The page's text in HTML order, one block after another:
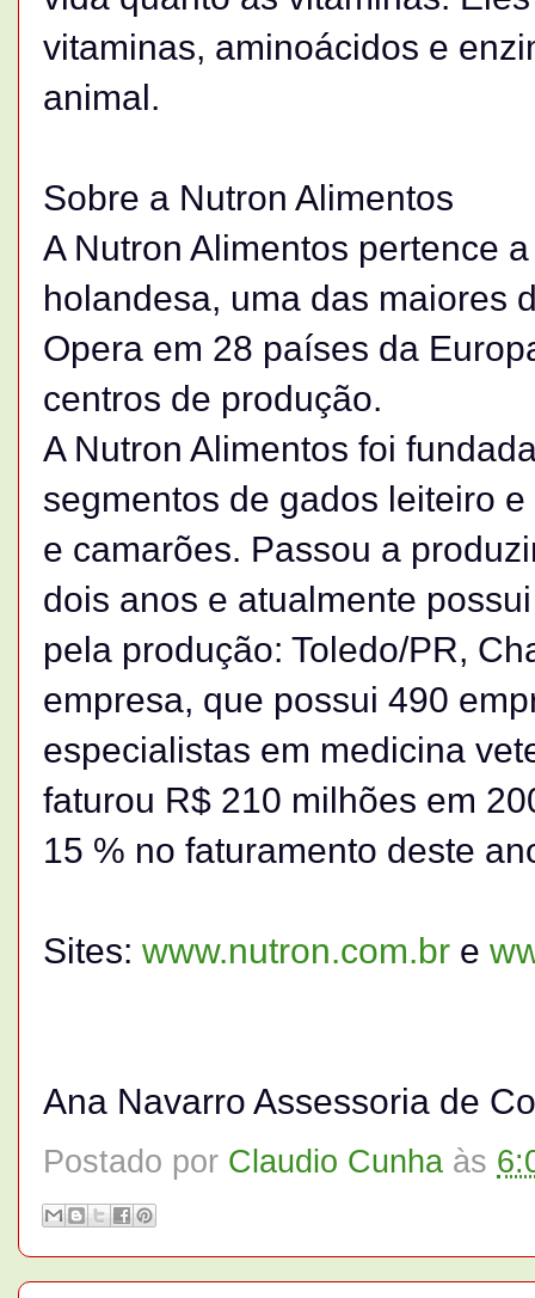
vitaminas, aminoácidos e
animal.
Sobre a Nutron Alimentos
A Nutron Alimentos pertence
holandesa, uma das maiores
Opera em 28 países da
centros de produção.
A Nutron Alimentos foi
segmentos de gados leiteiro
e camarões. Passou a
dois anos e atualmente
pela produção: Toledo/PR,
empresa, que possui 490
especialistas em medicina
faturou R$ 210 milhões em
15 % no faturamento deste
Sites: www.nutron.com.br e
Ana Navarro Assessoria de
Postado por Claudio Cunha às